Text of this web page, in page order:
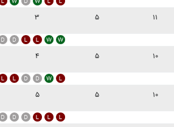
۳ ۵ ۱۱
۴ ۵ ۱۰
۵ ۵ ۱۰